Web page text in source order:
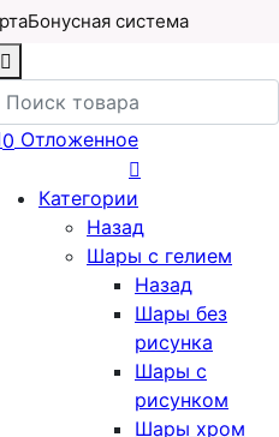
Бонусная система
0 Отложенное
Категории
Назад
Шары с гелием
Назад
Шары без
рисунка
Шары с
рисунком
Шары хром